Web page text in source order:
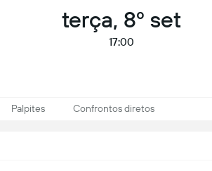
terça, 8º set
17:00
Palpites Confrontos diretos